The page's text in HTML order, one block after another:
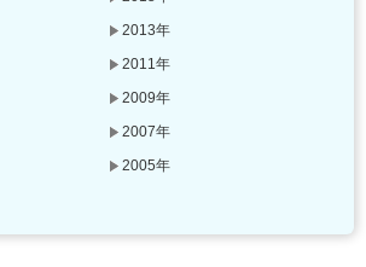
2013年
2011年
2009年
2007年
2005年